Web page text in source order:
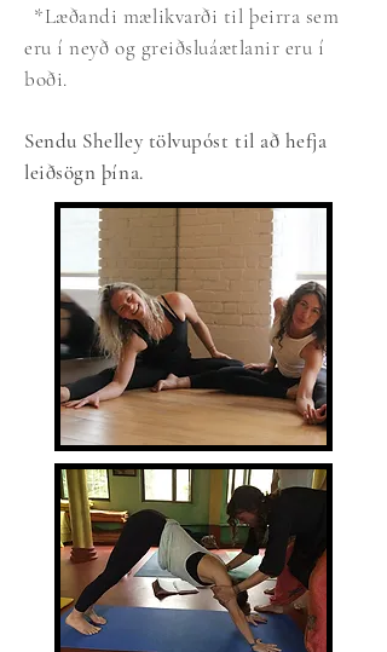
*Læðandi mælikvarði til þeirra sem
eru í neyð og greiðsluáætlanir eru í
boði.
Sendu Shelley tölvupóst til að hefja
leiðsögn þína.